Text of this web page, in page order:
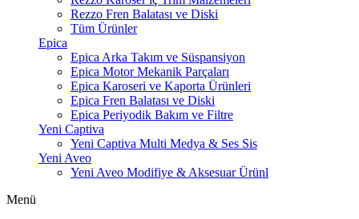
Rezzo Fren Balatası ve Diski
Tüm Ürünler
Epica
Epica Arka Takım ve Süspansiyon
Epica Motor Mekanik Parçaları
Epica Karoseri ve Kaporta Ürünleri
Epica Fren Balatası ve Diski
Epica Periyodik Bakım ve Filtre
Yeni Captiva
Yeni Captiva Multi Medya & Ses Sis
Yeni Aveo
Yeni Aveo Modifiye & Aksesuar Ürünl
Menü